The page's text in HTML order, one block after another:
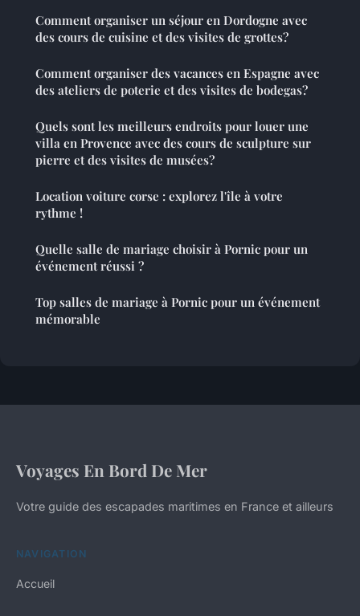
Comment organiser un séjour en Dordogne avec
des cours de cuisine et des visites de grottes?
Comment organiser des vacances en Espagne avec
des ateliers de poterie et des visites de bodegas?
Quels sont les meilleurs endroits pour louer une
villa en Provence avec des cours de sculpture sur
pierre et des visites de musées?
Location voiture corse : explorez l'île à votre
rythme !
Quelle salle de mariage choisir à Pornic pour un
événement réussi ?
Top salles de mariage à Pornic pour un événement
mémorable
Voyages En Bord De Mer
Votre guide des escapades maritimes en France et ailleurs
NAVIGATION
Accueil